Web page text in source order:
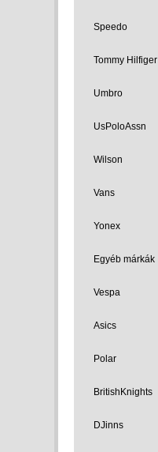
Speedo
Tommy Hilfiger
Umbro
UsPoloAssn
Wilson
Vans
Yonex
Egyéb márkák
Vespa
Asics
Polar
BritishKnights
DJinns